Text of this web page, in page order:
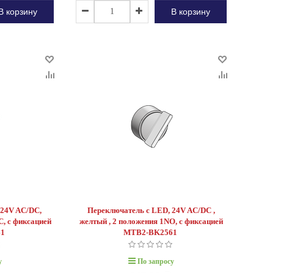
корзину В корзину
AC/DC,
с фиксацией
Переключатель с LED, 24V AC/DC ,
желтый , 2 положения 1NO, с фиксацией
MTB2-BK2561
По запросу